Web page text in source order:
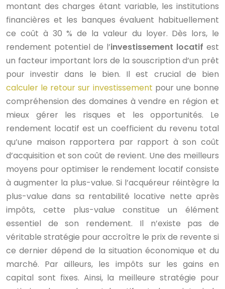
montant des charges étant variable, les institutions
financières et les banques évaluent habituellement
ce coût à 30 % de la valeur du loyer. Dès lors, le
rendement potentiel de l’investissement locatif est
un facteur important lors de la souscription d’un prêt
pour investir dans le bien. Il est crucial de bien
calculer le retour sur investissement pour une bonne
compréhension des domaines à vendre en région et
mieux gérer les risques et les opportunités. Le
rendement locatif est un coefficient du revenu total
qu’une maison rapportera par rapport à son coût
d’acquisition et son coût de revient. Une des meilleurs
moyens pour optimiser le rendement locatif consiste
à augmenter la plus-value. Si l’acquéreur réintègre la
plus-value dans sa rentabilité locative nette après
impôts, cette plus-value constitue un élément
essentiel de son rendement. Il n’existe pas de
véritable stratégie pour accroître le prix de revente si
ce dernier dépend de la situation économique et du
marché. Par ailleurs, les impôts sur les gains en
capital sont fixes. Ainsi, la meilleure stratégie pour